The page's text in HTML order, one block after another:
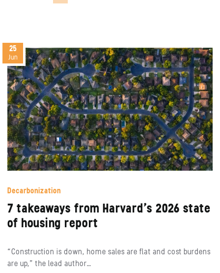
25
Jun
Decarbonization
7 takeaways from Harvard’s 2026 state
of housing report
“Construction is down, home sales are flat and cost burdens
are up,” the lead author…